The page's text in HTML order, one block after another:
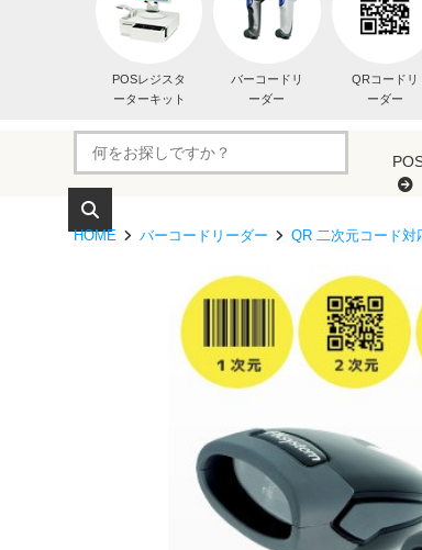
POSレジスタ
ーターキット
バーコードリ
ーダー
QRコードリ
ーダー
HOME バーコードリーダー QR 二次元コード対